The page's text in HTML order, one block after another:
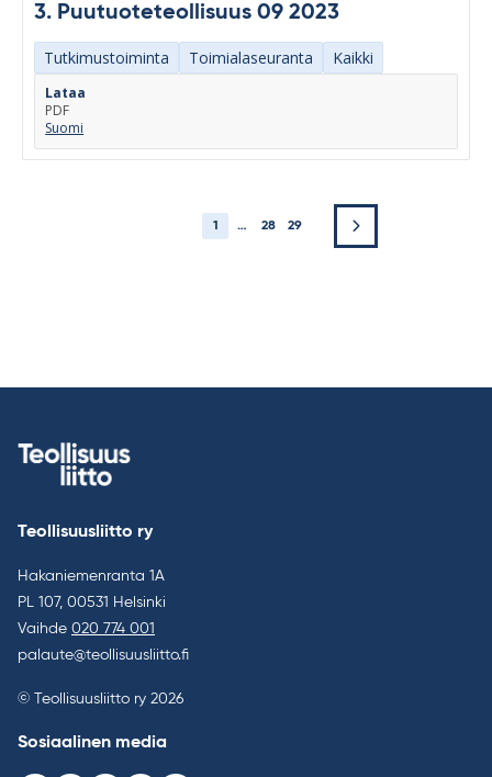
3. Puutuoteteollisuus 09 2023
Tutkimustoiminta Toimialaseuranta Kaikki
Lataa
PDF
Suomi
1 … 28 29
Teollisuusliitto ry
Hakaniemenranta 1A
PL 107, 00531 Helsinki
Vaihde 020 774 001
palaute@teollisuusliitto.fi
© Teollisuusliitto ry 2026
Sosiaalinen media